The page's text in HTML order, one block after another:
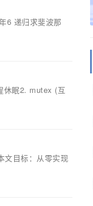
6 递归求斐波那
休眠2. mutex (互
文目标：从零实现